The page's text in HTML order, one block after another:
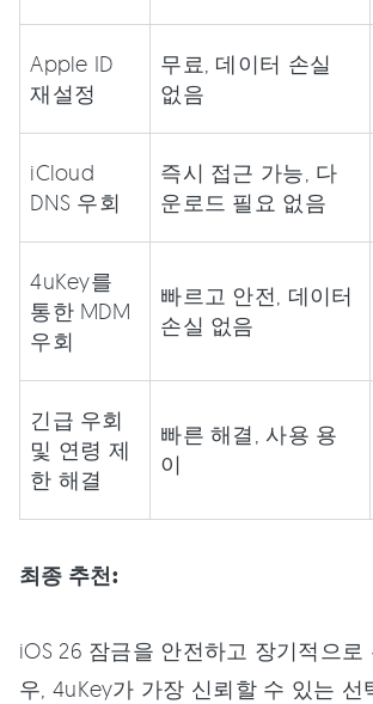
Apple ID
재설정
무료, 데이터 손실
없음
iCloud
DNS 우회
즉시 접근 가능, 다
운로드 필요 없음
4uKey를
통한 MDM
우회
빠르고 안전, 데이터
손실 없음
긴급 우회
및 연령 제
한 해결
빠른 해결, 사용 용
이
최종 추천:
iOS 26 잠금을 안전하고 장기적으로
우, 4uKey가 가장 신뢰할 수 있는 선